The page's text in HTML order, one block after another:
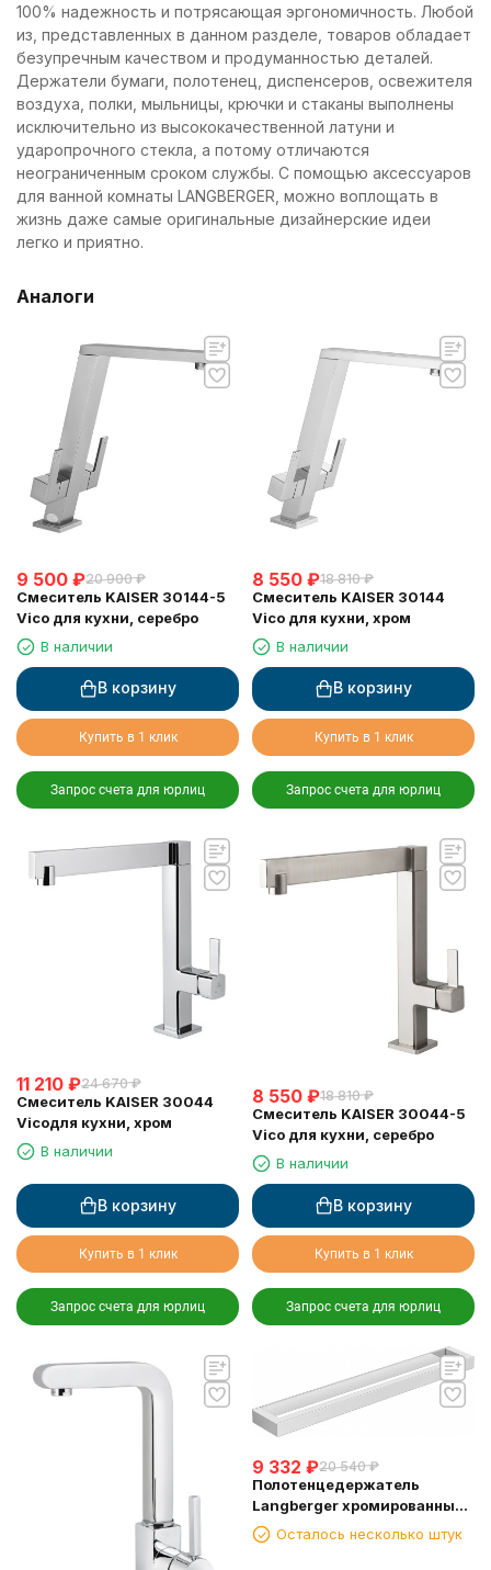
100% надежность и потрясающая эргономичность. Любой
из, представленных в данном разделе, товаров обладает
безупречным качеством и продуманностью деталей.
Держатели бумаги, полотенец, диспенсеров, освежителя
воздуха, полки, мыльницы, крючки и стаканы выполнены
исключительно из высококачественной латуни и
ударопрочного стекла, а потому отличаются
неограниченным сроком службы. С помощью аксессуаров
для ванной комнаты LANGBERGER, можно воплощать в
жизнь даже самые оригинальные дизайнерские идеи
легко и приятно.
Аналоги
9 500 ₽20 900 ₽
Смеситель KAISER 30144-5
Vico для кухни, серебро
В наличии
В корзину
Купить в 1 клик
Запрос счета для юрлиц
8 550 ₽18 810 ₽
Смеситель KAISER 30144
Vico для кухни, хром
В наличии
В корзину
Купить в 1 клик
Запрос счета для юрлиц
11 210 ₽24 670 ₽
Смеситель KAISER 30044
Vicoдля кухни, хром
В наличии
В корзину
Купить в 1 клик
Запрос счета для юрлиц
8 550 ₽18 810 ₽
Смеситель KAISER 30044-5
Vico для кухни, серебро
В наличии
В корзину
Купить в 1 клик
Запрос счета для юрлиц
9 332 ₽20 540 ₽
Полотенцедержатель
Langberger хромированный
к стене одинарный 45 см
30001D
Осталось несколько штук